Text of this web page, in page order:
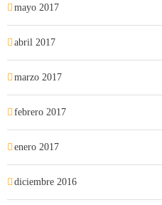
mayo 2017
abril 2017
marzo 2017
febrero 2017
enero 2017
diciembre 2016